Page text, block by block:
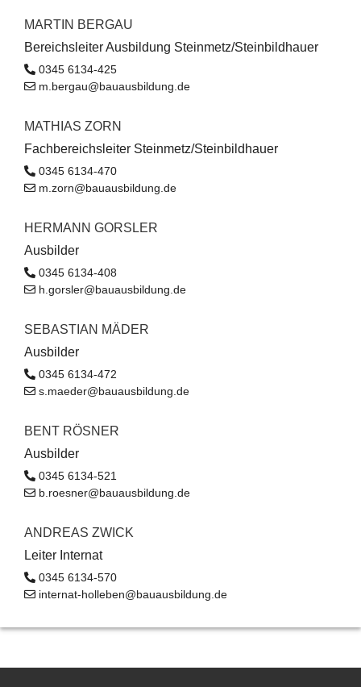
MARTIN BERGAU
Bereichsleiter Ausbildung Steinmetz/Steinbildhauer
0345 6134-425
m.bergau@bauausbildung.de
MATHIAS ZORN
Fachbereichsleiter Steinmetz/Steinbildhauer
0345 6134-470
m.zorn@bauausbildung.de
HERMANN GORSLER
Ausbilder
0345 6134-408
h.gorsler@bauausbildung.de
SEBASTIAN MÄDER
Ausbilder
0345 6134-472
s.maeder@bauausbildung.de
BENT RÖSNER
Ausbilder
0345 6134-521
b.roesner@bauausbildung.de
ANDREAS ZWICK
Leiter Internat
0345 6134-570
internat-holleben@bauausbildung.de